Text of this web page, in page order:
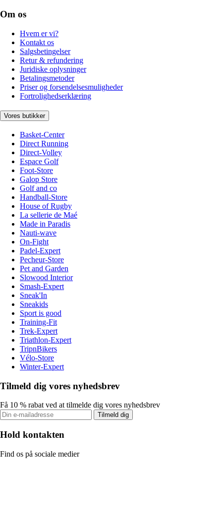
Om os
Hvem er vi?
Kontakt os
Salgsbetingelser
Retur & refundering
Juridiske oplysninger
Betalingsmetoder
Priser og forsendelsesmuligheder
Fortrolighedserklæring
Vores butikker
Basket-Center
Direct Running
Direct-Volley
Espace Golf
Foot-Store
Galop Store
Golf and co
Handball-Store
House of Rugby
La sellerie de Maé
Made in Paradis
Nauti-wave
On-Fight
Padel-Expert
Pecheur-Store
Pet and Garden
Slowood Interior
Smash-Expert
Sneak'In
Sneakids
Sport is good
Training-Fit
Trek-Expert
Triathlon-Expert
TripnBikers
Vélo-Store
Winter-Expert
Tilmeld dig vores nyhedsbrev
Få 10 % rabat ved at tilmelde dig vores nyhedsbrev
Tilmeld dig
Hold kontakten
Find os på sociale medier